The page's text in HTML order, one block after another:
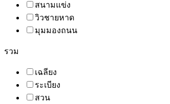
สนามแข่ง
วิวชายหาด
มุมมองถนน
รวม
เฉลียง
ระเบียง
สวน